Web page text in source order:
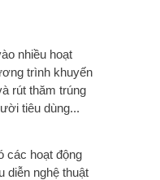
nhiều hoạt
trình khuyến
rút thăm trúng
tiêu dùng...
các hoạt động
diễn nghệ thuật